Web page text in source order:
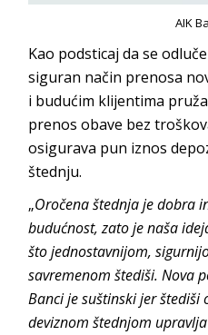
AIK
Kao podsticaj da se
siguran način prenosa
i budućim klijentima
prenos obave bez
osigurava pun iznos
štednju.
„Oročena štednja je dobra
budućnost, zato je naša
što jednostavnijom,
savremenom štediši. Nova
Banci je suštinski jer štediši
deviznom štednjom